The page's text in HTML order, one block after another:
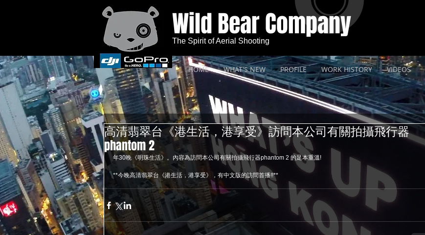
HOME WHAT'S NEW PROFILE WORK HISTORY VIDEOS
Wild Bear Company
The Spirit of Aerial Shooting
高清翡翠台《港生活，港享受》訪問本公司有關拍攝飛行器
phantom 2
年30晚《明珠生活》。內容為訪問本公司有關拍攝飛行器phantom 2 的足本重溫!
**今晚高清翡翠台《港生活，港享受》，有中文版的訪問首播!!**